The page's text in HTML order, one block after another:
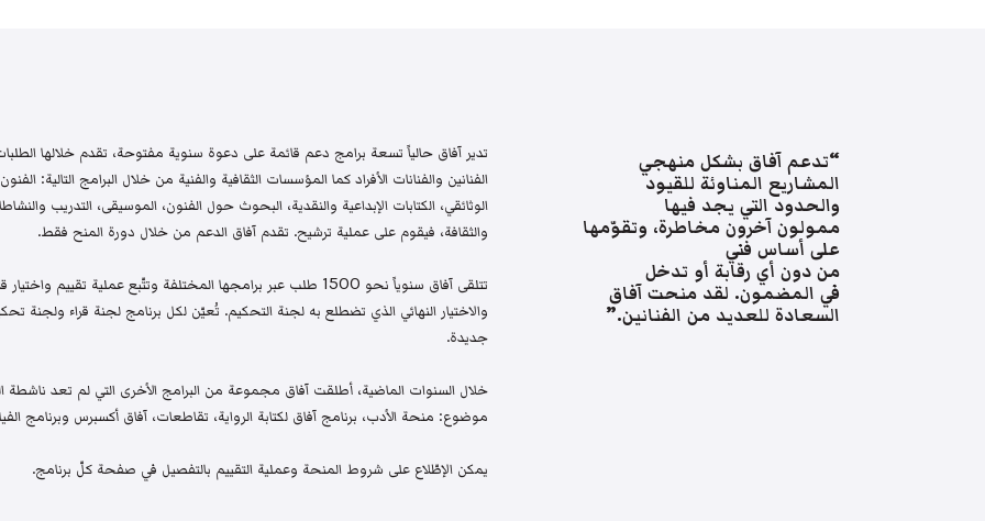
“تدعم آفاق بشكل منهجي
المشاريع المناوئة للقيود
والحدود التي يجد فيها
ممولون آخرون مخاطرة، وتقوّمها
على أساس فني
من دون أي رقابة أو تدخل
في المضمون. لقد منحت آفاق
السعادة للعديد من الفنانين.”
تدير آفاق حالياً تسعة برامج دعم قائمة على دعوة سنوية مفتوحة، تقدم خلالها
الفنانين والفنانات الأفراد كما المؤسسات الثقافية والفنية من خلال البرامج التالية:
الوثائقي، الكتابات الإبداعية والنقدية، البحوث حول الفنون، الموسيقى، التدريب
والثقافة، فيقوم على عملية ترشيح. تقدم آفاق الدعم من خلال دورة المنح فقط.
تتلقى آفاق سنوياً نحو 1500 طلب عبر برامجها المختلفة وتتّبع عملية
والاختيار النهائي الذي تضطلع به لجنة التحكيم. تُعيّن لكل برنامج لجنة قراء
جديدة.
خلال السنوات الماضية، أطلقت آفاق مجموعة من البرامج الأخرى التي لم تعد ناشطة
موضوع: منحة الأدب، برنامج آفاق لكتابة الرواية، تقاطعات، آفاق أكسبرس وبرنامج
يمكن الإطّلاع على شروط المنحة وعملية التقييم بالتفصيل في صفحة كلّ برنامج.